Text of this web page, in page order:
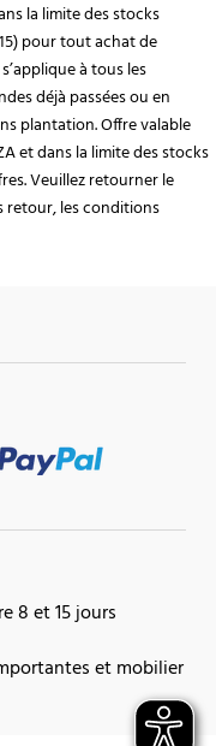
la limite des stocks
pour tout achat de
à tous les
déjà passées ou en
plantation. Offre valable
et dans la limite des stocks
Veuillez retourner le
retour, les conditions
8 et 15 jours
et mobilier